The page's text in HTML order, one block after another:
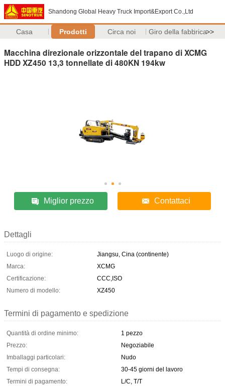
Shandong Global Heavy Truck Import&Export Co.,Ltd
Casa Prodotti Circa noi Giro della fabbrica>>
Macchina direzionale orizzontale del trapano di XCMG
HDD XZ450 13,3 tonnellate di 480KN 194kw
Miglior prezzo Contattaci
Dettagli
Luogo di origine:
Jiangsu, Cina (continente)
Marca:
XCMG
Certificazione:
CCC,ISO
Numero di modello:
XZ450
Termini di pagamento e spedizione
Quantità di ordine minimo:
1 pezzo
Prezzo:
Negoziabile
Imballaggi particolari:
Nudo
Tempi di consegna:
30-45 giorni del lavoro
Termini di pagamento:
L/C, T/T